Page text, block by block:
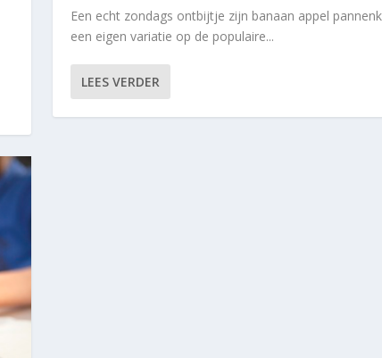
Een echt zondags ontbijtje zijn banaan appel
een eigen variatie op de populaire...
LEES VERDER